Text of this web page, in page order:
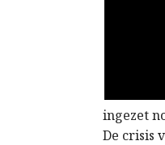
ingezet
De crisis